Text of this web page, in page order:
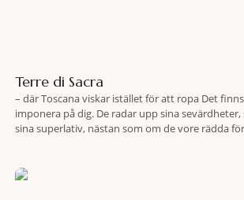
Terre di Sacra
– där Toscana viskar istället för att ropa Det
imponera på dig. De radar upp sina
sina superlativ, nästan som om de vore rädda